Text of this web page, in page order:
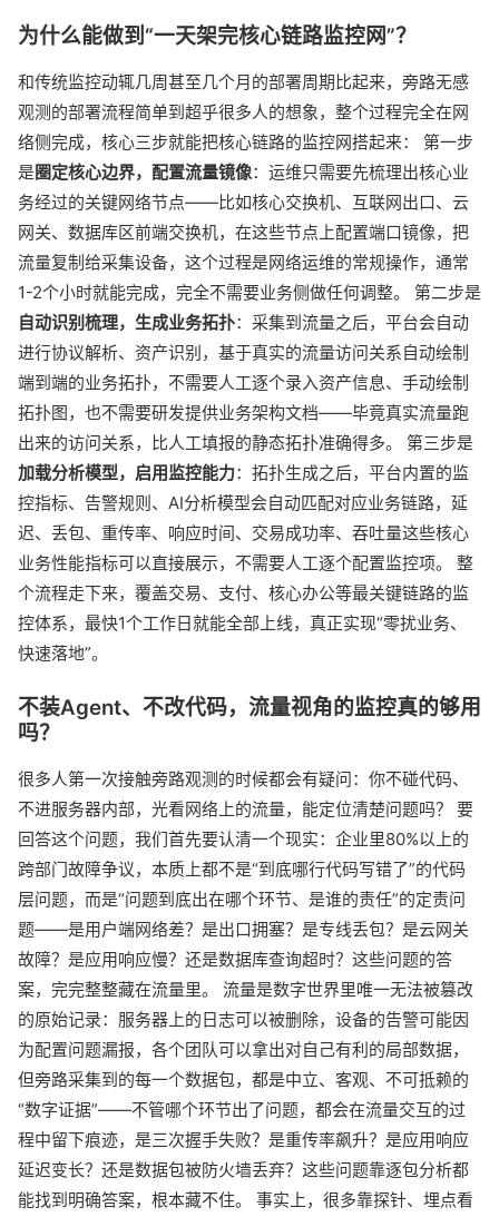
为什么能做到“一天架完核心链路监控网”？
和传统监控动辄几周甚至几个月的部署周期比起来，旁路无感
观测的部署流程简单到超乎很多人的想象，整个过程完全在网
络侧完成，核心三步就能把核心链路的监控网搭起来： 第一步
是圈定核心边界，配置流量镜像：运维只需要先梳理出核心业
务经过的关键网络节点——比如核心交换机、互联网出口、云
网关、数据库区前端交换机，在这些节点上配置端口镜像，把
流量复制给采集设备，这个过程是网络运维的常规操作，通常
1-2个小时就能完成，完全不需要业务侧做任何调整。 第二步是
自动识别梳理，生成业务拓扑：采集到流量之后，平台会自动
进行协议解析、资产识别，基于真实的流量访问关系自动绘制
端到端的业务拓扑，不需要人工逐个录入资产信息、手动绘制
拓扑图，也不需要研发提供业务架构文档——毕竟真实流量跑
出来的访问关系，比人工填报的静态拓扑准确得多。 第三步是
加载分析模型，启用监控能力：拓扑生成之后，平台内置的监
控指标、告警规则、AI分析模型会自动匹配对应业务链路，延
迟、丢包、重传率、响应时间、交易成功率、吞吐量这些核心
业务性能指标可以直接展示，不需要人工逐个配置监控项。 整
个流程走下来，覆盖交易、支付、核心办公等最关键链路的监
控体系，最快1个工作日就能全部上线，真正实现“零扰业务、
快速落地”。
不装Agent、不改代码，流量视角的监控真的够用
吗？
很多人第一次接触旁路观测的时候都会有疑问：你不碰代码、
不进服务器内部，光看网络上的流量，能定位清楚问题吗？ 要
回答这个问题，我们首先要认清一个现实：企业里80%以上的
跨部门故障争议，本质上都不是“到底哪行代码写错了”的代码
层问题，而是“问题到底出在哪个环节、是谁的责任”的定责问
题——是用户端网络差？是出口拥塞？是专线丢包？是云网关
故障？是应用响应慢？还是数据库查询超时？这些问题的答
案，完完整整藏在流量里。 流量是数字世界里唯一无法被篡改
的原始记录：服务器上的日志可以被删除，设备的告警可能因
为配置问题漏报，各个团队可以拿出对自己有利的局部数据，
但旁路采集到的每一个数据包，都是中立、客观、不可抵赖的
“数字证据”——不管哪个环节出了问题，都会在流量交互的过
程中留下痕迹，是三次握手失败？是重传率飙升？是应用响应
延迟变长？还是数据包被防火墙丢弃？这些问题靠逐包分析都
能找到明确答案，根本藏不住。 事实上，很多靠探针、埋点看